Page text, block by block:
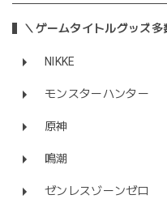
＼ゲームタイトルグッズ多
NIKKE
モンスターハンター
原神
鳴潮
ゼンレスゾーンゼロ